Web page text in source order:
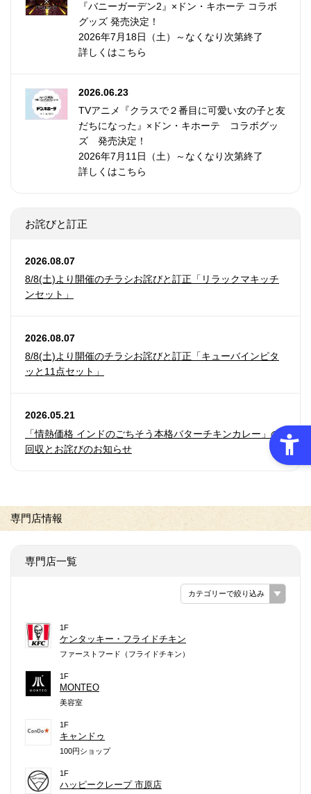
『バニーガーデン2』×ドン・キホーテ コラボ
グッズ 発売決定！
2026年7月18日（土）～なくなり次第終了
詳しくはこちら
2026.06.23
TVアニメ『クラスで２番目に可愛い女の子と友
だちになった』×ドン・キホーテ コラボグッ
ズ 発売決定！
2026年7月11日（土）～なくなり次第終了
詳しくはこちら
お詫びと訂正
2026.08.07
8/8(土)より開催のチラシお詫びと訂正「リラックマキッチ
ンセット」
2026.08.07
8/8(土)より開催のチラシお詫びと訂正「キューバインピタ
ッと11点セット」
2026.05.21
「情熱価格 インドのごちそう本格バターチキンカレー」の
回収とお詫びのお知らせ
専門店情報
専門店一覧
カテゴリーで絞り込み
1F
ケンタッキー・フライドチキン
ファーストフード（フライドチキン）
1F
MONTEO
美容室
1F
キャンドゥ
100円ショップ
1F
ハッピークレープ 市原店